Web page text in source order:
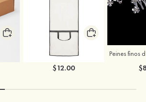
$12.00